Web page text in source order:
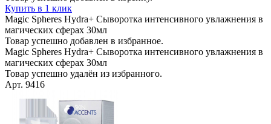
Купить в 1 клик
Magic Spheres Hydra+ Сыворотка интенсивного увлажнения в
магических сферах 30мл
Товар успешно добавлен в избранное.
Magic Spheres Hydra+ Сыворотка интенсивного увлажнения в
магических сферах 30мл
Товар успешно удалён из избранного.
Арт. 9416